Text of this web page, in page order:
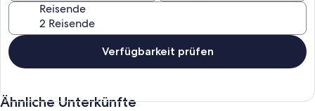
Reisende
Verfügbarkeit prüfen
Ähnliche Unterkünfte